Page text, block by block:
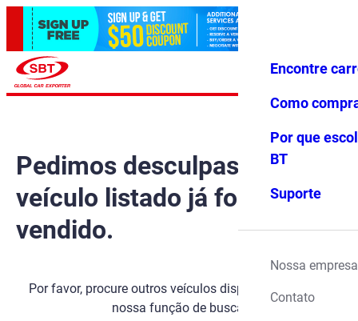
Favoritos Menu
Encontre
Como
Por que
BT
Suporte
Nossa empresa
Contato
Pedimos desculpas, mas o
veículo listado já foi
vendido.
Por favor, procure outros veículos disponíveis usando
nossa função de busca.